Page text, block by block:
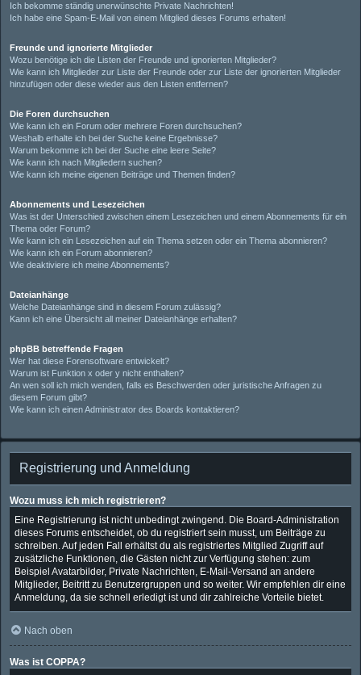
Ich bekomme ständig unerwünschte Private Nachrichten!
Ich habe eine Spam-E-Mail von einem Mitglied dieses Forums erhalten!
Freunde und ignorierte Mitglieder
Wozu benötige ich die Listen der Freunde und ignorierten Mitglieder?
Wie kann ich Mitglieder zur Liste der Freunde oder zur Liste der ignorierten Mitglieder
hinzufügen oder diese wieder aus den Listen entfernen?
Die Foren durchsuchen
Wie kann ich ein Forum oder mehrere Foren durchsuchen?
Weshalb erhalte ich bei der Suche keine Ergebnisse?
Warum bekomme ich bei der Suche eine leere Seite?
Wie kann ich nach Mitgliedern suchen?
Wie kann ich meine eigenen Beiträge und Themen finden?
Abonnements und Lesezeichen
Was ist der Unterschied zwischen einem Lesezeichen und einem Abonnements für ein
Thema oder Forum?
Wie kann ich ein Lesezeichen auf ein Thema setzen oder ein Thema abonnieren?
Wie kann ich ein Forum abonnieren?
Wie deaktiviere ich meine Abonnements?
Dateianhänge
Welche Dateianhänge sind in diesem Forum zulässig?
Kann ich eine Übersicht all meiner Dateianhänge erhalten?
phpBB betreffende Fragen
Wer hat diese Forensoftware entwickelt?
Warum ist Funktion x oder y nicht enthalten?
An wen soll ich mich wenden, falls es Beschwerden oder juristische Anfragen zu
diesem Forum gibt?
Wie kann ich einen Administrator des Boards kontaktieren?
Registrierung und Anmeldung
Wozu muss ich mich registrieren?
Eine Registrierung ist nicht unbedingt zwingend. Die Board-Administration
dieses Forums entscheidet, ob du registriert sein musst, um Beiträge zu
schreiben. Auf jeden Fall erhältst du als registriertes Mitglied Zugriff auf
zusätzliche Funktionen, die Gästen nicht zur Verfügung stehen: zum
Beispiel Avatarbilder, Private Nachrichten, E-Mail-Versand an andere
Mitglieder, Beitritt zu Benutzergruppen und so weiter. Wir empfehlen dir eine
Anmeldung, da sie schnell erledigt ist und dir zahlreiche Vorteile bietet.
Nach oben
Was ist COPPA?